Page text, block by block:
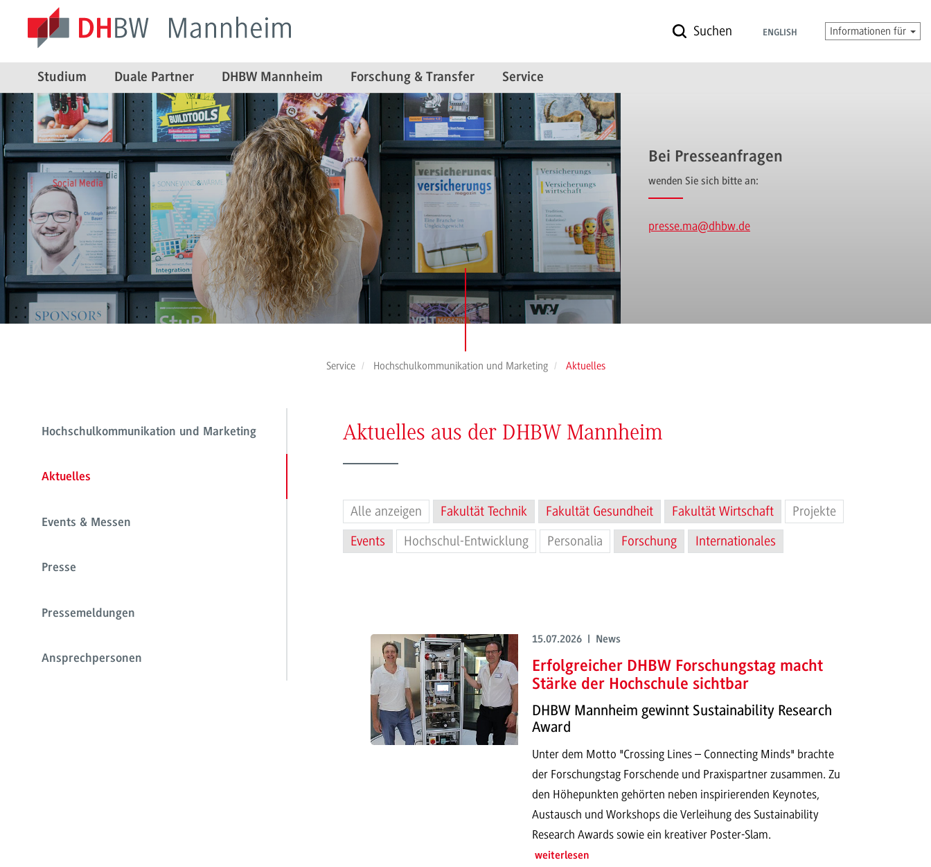
Suchen ENGLISH Informationen für
Studium Duale Partner DHBW Mannheim Forschung & Transfer Service
Bei Presseanfragen
wenden Sie sich bitte an:
presse.ma@dhbw.de
Service Hochschulkommunikation und Marketing Aktuelles
Hochschulkommunikation und Marketing
Aktuelles
Events & Messen
Presse
Pressemeldungen
Ansprechpersonen
Aktuelles aus der DHBW Mannheim
Alle anzeigen Fakultät Technik Fakultät Gesundheit Fakultät Wirtschaft
Projekte
Events
Hochschul-Entwicklung Personalia Forschung Internationales
15.07.2026 | News
Erfolgreicher DHBW Forschungstag macht
Stärke der Hochschule sichtbar
DHBW Mannheim gewinnt Sustainability Research
Award
Unter dem Motto "Crossing Lines – Connecting Minds" brachte
der Forschungstag Forschende und Praxispartner zusammen. Zu
den Höhepunkten gehörten neben inspirierenden Keynotes,
Austausch und Workshops die Verleihung des Sustainability
Research Awards sowie ein kreativer Poster-Slam.
weiterlesen